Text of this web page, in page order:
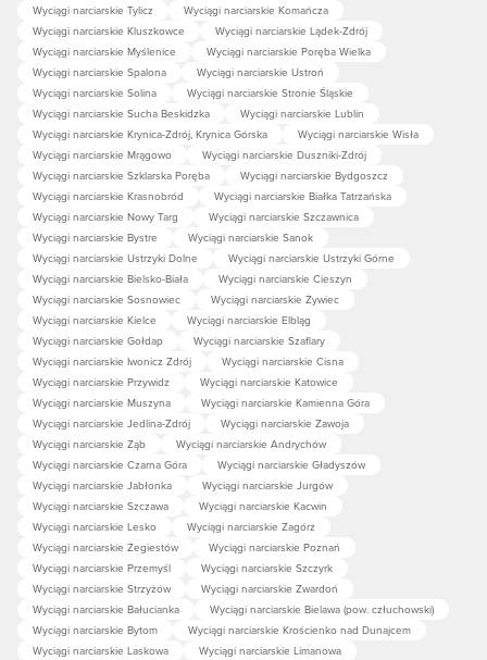
Wyciągi narciarskie Tylicz
Wyciągi narciarskie Komańcza
Wyciągi narciarskie Kluszkowce
Wyciągi narciarskie Lądek-Zdrój
Wyciągi narciarskie Myślenice
Wyciągi narciarskie Poręba Wielka
Wyciągi narciarskie Spalona
Wyciągi narciarskie Ustroń
Wyciągi narciarskie Solina
Wyciągi narciarskie Stronie Śląskie
Wyciągi narciarskie Sucha Beskidzka
Wyciągi narciarskie Lublin
Wyciągi narciarskie Krynica-Zdrój, Krynica Górska
Wyciągi narciarskie Wisła
Wyciągi narciarskie Mrągowo
Wyciągi narciarskie Duszniki-Zdrój
Wyciągi narciarskie Szklarska Poręba
Wyciągi narciarskie Bydgoszcz
Wyciągi narciarskie Krasnobród
Wyciągi narciarskie Białka Tatrzańska
Wyciągi narciarskie Nowy Targ
Wyciągi narciarskie Szczawnica
Wyciągi narciarskie Bystre
Wyciągi narciarskie Sanok
Wyciągi narciarskie Ustrzyki Dolne
Wyciągi narciarskie Ustrzyki Górne
Wyciągi narciarskie Bielsko-Biała
Wyciągi narciarskie Cieszyn
Wyciągi narciarskie Sosnowiec
Wyciągi narciarskie Żywiec
Wyciągi narciarskie Kielce
Wyciągi narciarskie Elbląg
Wyciągi narciarskie Gołdap
Wyciągi narciarskie Szaflary
Wyciągi narciarskie Iwonicz Zdrój
Wyciągi narciarskie Cisna
Wyciągi narciarskie Przywidz
Wyciągi narciarskie Katowice
Wyciągi narciarskie Muszyna
Wyciągi narciarskie Kamienna Góra
Wyciągi narciarskie Jedlina-Zdrój
Wyciągi narciarskie Zawoja
Wyciągi narciarskie Ząb
Wyciągi narciarskie Andrychów
Wyciągi narciarskie Czarna Góra
Wyciągi narciarskie Gładyszów
Wyciągi narciarskie Jabłonka
Wyciągi narciarskie Jurgów
Wyciągi narciarskie Szczawa
Wyciągi narciarskie Kacwin
Wyciągi narciarskie Lesko
Wyciągi narciarskie Zagórz
Wyciągi narciarskie Żegiestów
Wyciągi narciarskie Poznań
Wyciągi narciarskie Przemyśl
Wyciągi narciarskie Szczyrk
Wyciągi narciarskie Strzyżów
Wyciągi narciarskie Zwardoń
Wyciągi narciarskie Bałucianka
Wyciągi narciarskie Bielawa (pow. człuchowski)
Wyciągi narciarskie Bytom
Wyciągi narciarskie Krościenko nad Dunajcem
Wyciągi narciarskie Laskowa
Wyciągi narciarskie Limanowa